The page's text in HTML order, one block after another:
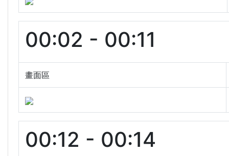
00:02 - 00:11
畫面區
00:12 - 00:14